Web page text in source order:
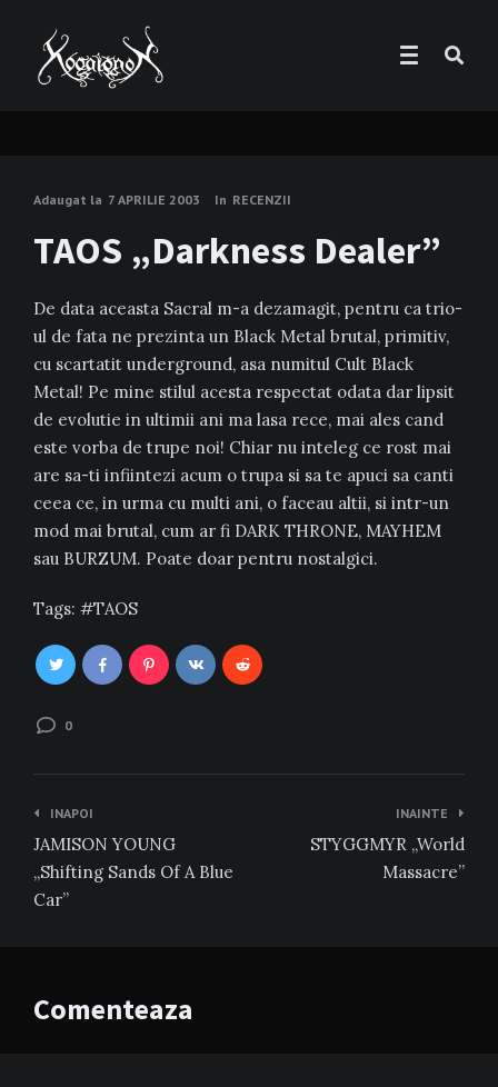
Adaugat la 7 APRILIE 2003 In RECENZII
TAOS „Darkness Dealer”
De data aceasta Sacral m-a dezamagit, pentru ca trio-
ul de fata ne prezinta un Black Metal brutal, primitiv,
cu scartatit underground, asa numitul Cult Black
Metal! Pe mine stilul acesta respectat odata dar lipsit
de evolutie in ultimii ani ma lasa rece, mai ales cand
este vorba de trupe noi! Chiar nu inteleg ce rost mai
are sa-ti infiintezi acum o trupa si sa te apuci sa canti
ceea ce, in urma cu multi ani, o faceau altii, si intr-un
mod mai brutal, cum ar fi DARK THRONE, MAYHEM
sau BURZUM. Poate doar pentru nostalgici.
Tags: TAOS
0
Navigare
în
articole
INAPOI
JAMISON YOUNG
„Shifting Sands Of A Blue
Car”
INAINTE
STYGGMYR „World
Massacre”
Comenteaza